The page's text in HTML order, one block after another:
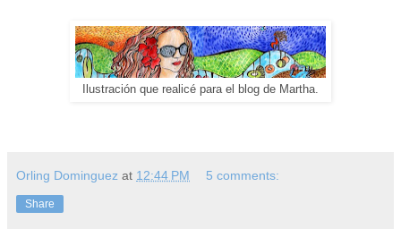
Ilustración que realicé para el blog de Martha.
Orling Dominguez at 12:44 PM 5 comments:
Share